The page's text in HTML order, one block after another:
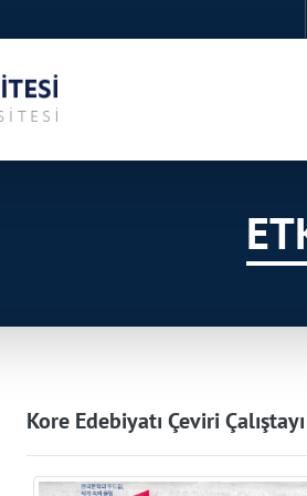
Kore Edebiyatı Çeviri